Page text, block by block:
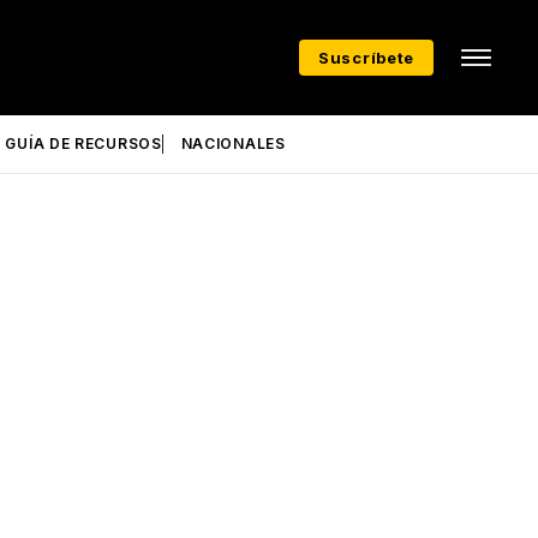
Suscríbete
GUÍA DE RECURSOS NACIONALES